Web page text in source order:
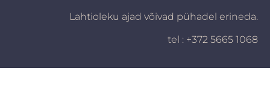
Lahtioleku ajad võivad pühadel erineda.
tel : +372 5665 1068